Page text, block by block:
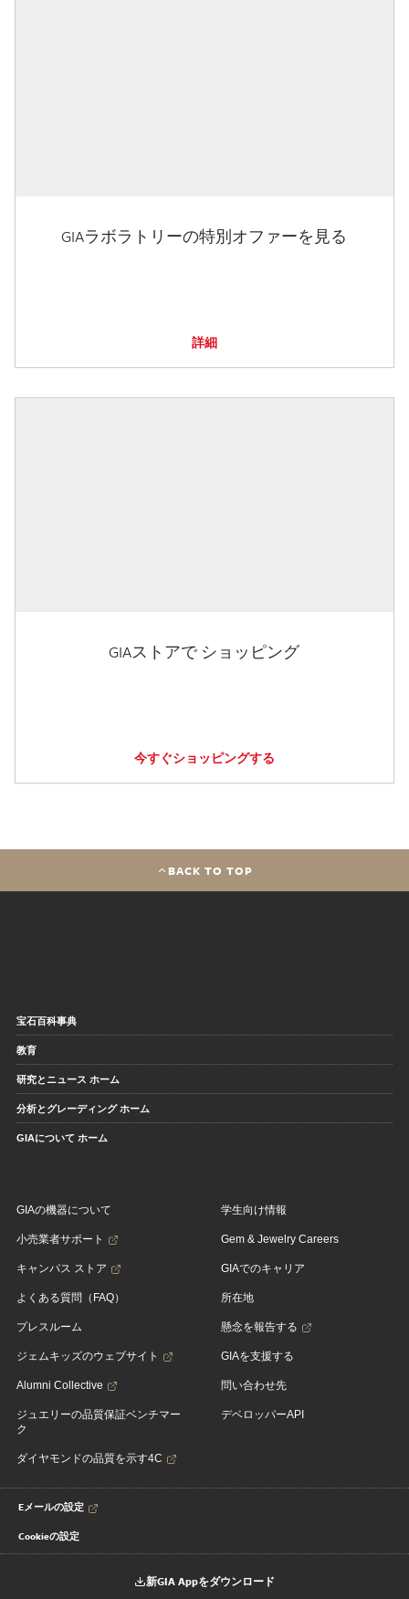
GIAラボラトリーの特別オファーを見る
詳細
GIAストアで ショッピング
今すぐショッピングする
BACK TO TOP
宝石百科事典
教育
研究とニュース ホーム
分析とグレーディング ホーム
GIAについて ホーム
GIAの機器について
小売業者サポート
キャンパス ストア
よくある質問（FAQ）
プレスルーム
ジェムキッズのウェブサイト
Alumni Collective
ジュエリーの品質保証ベンチマー
ク
ダイヤモンドの品質を示す4C
学生向け情報
Gem & Jewelry Careers
GIAでのキャリア
所在地
懸念を報告する
GIAを支援する
問い合わせ先
デベロッパーAPI
Eメールの設定
Cookieの設定
新GIA Appをダウンロード